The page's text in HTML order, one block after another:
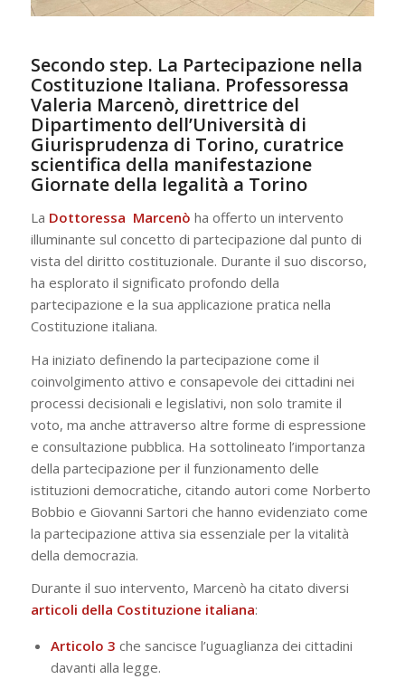
Secondo step. La Partecipazione nella
Costituzione Italiana. Professoressa
Valeria Marcenò, direttrice del
Dipartimento dell’Università di
Giurisprudenza di Torino, curatrice
scientifica della manifestazione
Giornate della legalità a Torino
La Dottoressa Marcenò ha offerto un intervento
illuminante sul concetto di partecipazione dal punto di
vista del diritto costituzionale. Durante il suo discorso,
ha esplorato il significato profondo della
partecipazione e la sua applicazione pratica nella
Costituzione italiana.
Ha iniziato definendo la partecipazione come il
coinvolgimento attivo e consapevole dei cittadini nei
processi decisionali e legislativi, non solo tramite il
voto, ma anche attraverso altre forme di espressione
e consultazione pubblica. Ha sottolineato l’importanza
della partecipazione per il funzionamento delle
istituzioni democratiche, citando autori come Norberto
Bobbio e Giovanni Sartori che hanno evidenziato come
la partecipazione attiva sia essenziale per la vitalità
della democrazia.
Durante il suo intervento, Marcenò ha citato diversi
articoli della Costituzione italiana:
Articolo 3 che sancisce l’uguaglianza dei cittadini
davanti alla legge.